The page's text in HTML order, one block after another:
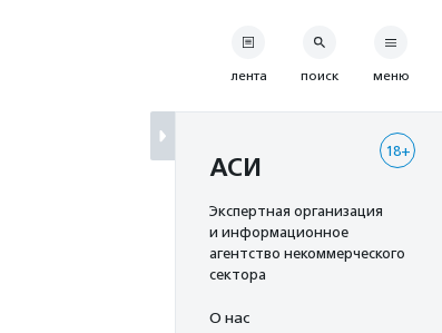
лента поиск меню
18+
АСИ
Экспертная организация
и информационное
агентство некоммерческого
сектора
О нас